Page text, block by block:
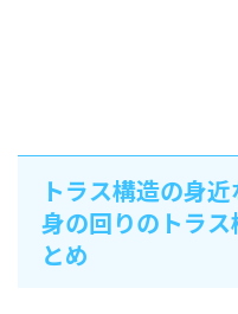
トラス構造の身
身の回りのトラ
とめ